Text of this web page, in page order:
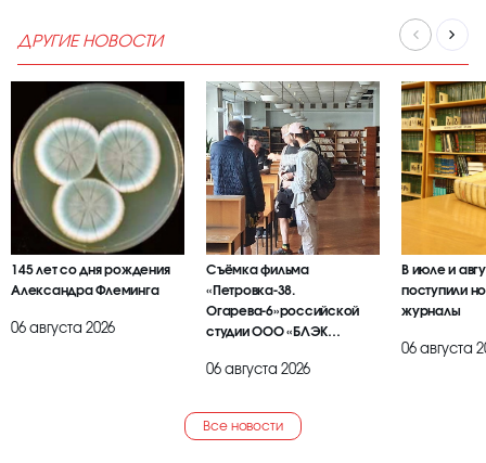
ДРУГИЕ НОВОСТИ
145 лет со дня рождения
Александра Флеминга
06 августа 2026
Съёмка фильма
«Петровка-38.
Огарева-6»российской
студии ООО «БЛЭК
06 августа 2026
В июле и
поступили
журналы
06 августа
Все новости